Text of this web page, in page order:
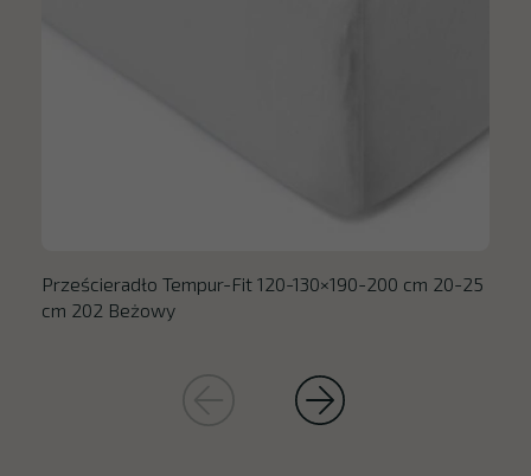
Prześcieradło Tempur-Fit 120-130×190-200 cm 20-25
cm 202 Beżowy